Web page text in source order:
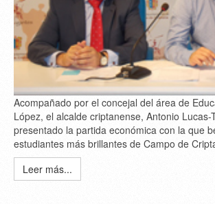
Acompañado por el concejal del área de
López, el alcalde criptanense, Antonio Lucas-
presentado la partida económica con la que
estudiantes más brillantes de Campo de
Leer más...